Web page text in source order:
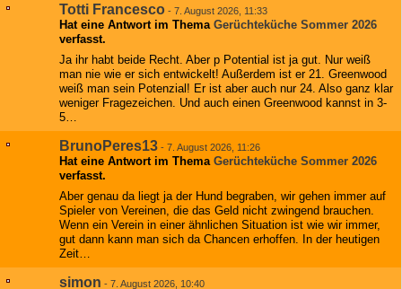
Totti Francesco - 7. August 2026, 11:33
Hat eine Antwort im Thema Gerüchteküche Sommer 2026
verfasst.
Ja ihr habt beide Recht. Aber p Potential ist ja gut. Nur weiß
man nie wie er sich entwickelt! Außerdem ist er 21. Greenwood
weiß man sein Potenzial! Er ist aber auch nur 24. Also ganz klar
weniger Fragezeichen. Und auch einen Greenwood kannst in 3-
5…
BrunoPeres13 - 7. August 2026, 11:26
Hat eine Antwort im Thema Gerüchteküche Sommer 2026
verfasst.
Aber genau da liegt ja der Hund begraben, wir gehen immer auf
Spieler von Vereinen, die das Geld nicht zwingend brauchen.
Wenn ein Verein in einer ähnlichen Situation ist wie wir immer,
gut dann kann man sich da Chancen erhoffen. In der heutigen
Zeit…
simon - 7. August 2026, 10:40